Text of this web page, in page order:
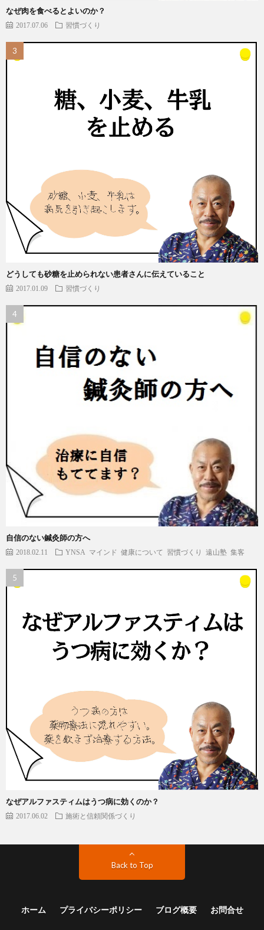
なぜ肉を食べるとよいのか？
2017.07.06 習慣づくり
どうしても砂糖を止められない患者さんに伝えていること
2017.01.09 習慣づくり
自信のない鍼灸師の方へ
2018.02.11 YNSA マインド 健康について 習慣づくり 遠山塾 集客
なぜアルファスティムはうつ病に効くのか？
2017.06.02 施術と信頼関係づくり
Back to Top
ホーム プライバシーポリシー ブログ概要 お問合せ